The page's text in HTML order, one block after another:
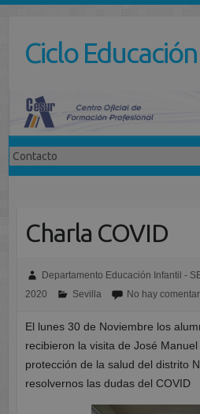
contenidoCiclo
Charla COVID
Departamento Educación Infantil -
2020
Sevilla No hay
El lunes 30 de Noviembre los
recibieron la visita de José
protección de la salud del distrito
resolvernos las dudas del COVID